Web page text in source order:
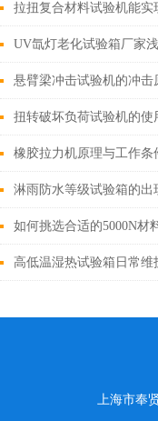
橡胶拉力机原理与工作条
上海市奉